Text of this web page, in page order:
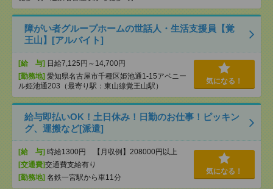
障がい者グループホームの世話人・生活支援員【覚
王山】[アルバイト]
[給 与] 日給7,125円～14,700円
[勤務地] 愛知県名古屋市千種区姫池通1-15アベニー
ル姫池通203（最寄り駅：東山線覚王山駅）
気になる！
給与即払いOK！土日休み！日勤のお仕事！ピッキン
グ、運搬など[派遣]
[給 与] 時給1300円 【月収例】208000円以上
[交通費]交通費支給有り
[勤務地] 名鉄一宮駅から車11分
気になる！